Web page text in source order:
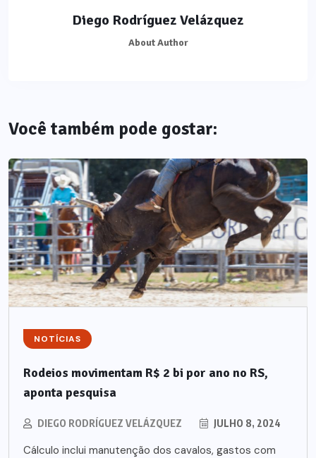
Diego Rodríguez Velázquez
About Author
Você também pode gostar:
NOTÍCIAS
Rodeios movimentam R$ 2 bi por ano no RS,
aponta pesquisa
DIEGO RODRÍGUEZ VELÁZQUEZ JULHO 8, 2024
Cálculo inclui manutenção dos cavalos, gastos com